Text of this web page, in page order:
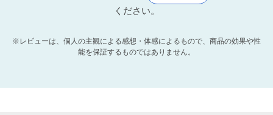
ください。
※レビューは、個人の主観による感想・体感によるもので、商品の効果や性
能を保証するものではありません。